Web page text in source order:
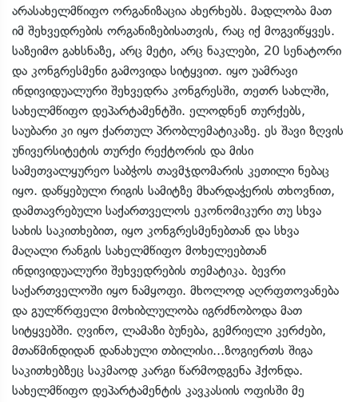
არასახელმწიფო ორგანიზაცია ახერხებს. მადლობა მათ
იმ შეხვედრების ორგანიზებისათვის, რაც იქ მოგვიწყვეს.
საზეიმო გახსნაზე, არც მეტი, არც ნაკლები, 20 სენატორი
და კონგრესმენი გამოვიდა სიტყვით. იყო უამრავი
ინდივიდუალური შეხვედრა კონგრესში, თეთრ სახლში,
სახელმწიფო დეპარტამენტში. ელოდნენ თურქებს,
საუბარი კი იყო ქართულ პრობლემატიკაზე. ეს შავი ზღვის
უნივერსიტეტის თურქი რექტორის და მისი
სამეთვალყურეო საბჭოს თავმჯდომარის კეთილი ნებაც
იყო. დაწყებული რიგის სამიტზე მხარდაჭერის თხოვნით,
დამთავრებული საქართველოს ეკონომიკური თუ სხვა
სახის საკითხებით, იყო კონგრესმენებთან და სხვა
მაღალი რანგის სახელმწიფო მოხელეებთან
ინდივიდუალური შეხვედრების თემატიკა. ბევრი
საქართველოში იყო ნამყოფი. მხოლოდ აღრფთოვანება
და გულწრფელი მოხიბლულობა იგრძნობოდა მათ
სიტყვებში. ღვინო, ლამაზი ბუნება, გემრიელი კერძები,
მთაწმინდიდან დანახული თბილისი...ზოგიერთს შიგა
საკითხებზეც საკმაოდ კარგი წარმოდგენა ჰქონდა.
სახელმწიფო დეპარტამენტის კავკასიის ოფისში მე